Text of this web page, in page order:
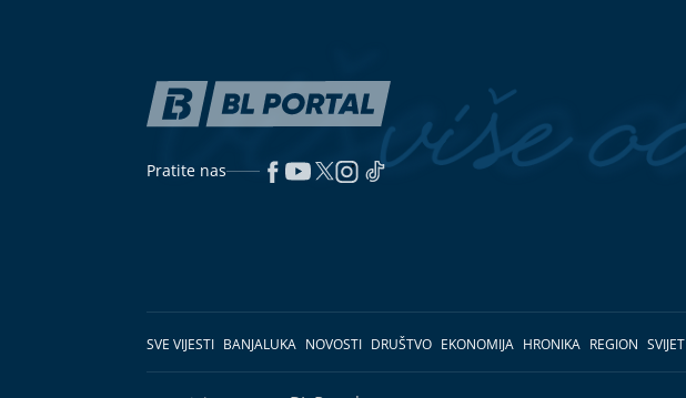
Pratite nas
SVE VIJESTI BANJALUKA NOVOSTI DRUŠTVO EKONOMIJA HRONIKA REGION SVIJET